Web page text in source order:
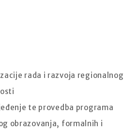
rada i razvoja regionalnog
te provedba programa
obrazovanja, formalnih i